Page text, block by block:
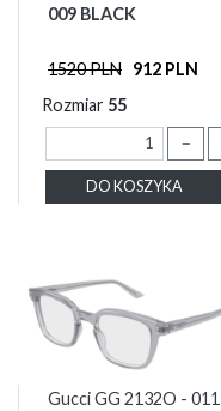
009 BLACK
1520 PLN 912 PLN
Rozmiar 55
－
DO KOSZYKA
Gucci GG 2132O - 011